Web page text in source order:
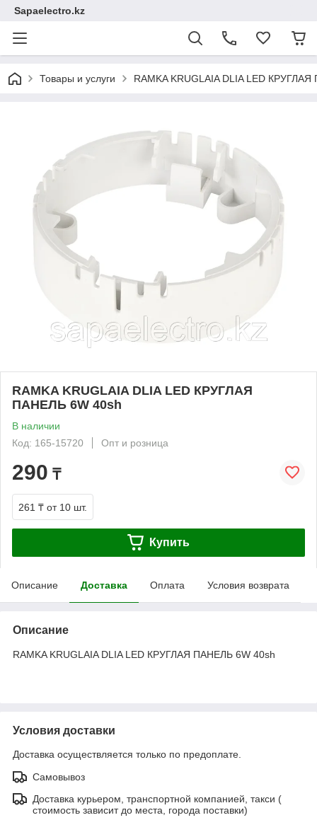
Sapaelectro.kz
Товары и услуги RAMKA KRUGLAIA DLIA LED
RAMKA KRUGLAIA DLIA LED КРУГЛАЯ
ПАНЕЛЬ 6W 40sh
В наличии
Код: 165-15720
Опт и розница
290 ₸
261 ₸ от 10 шт.
Купить
Описание Доставка Оплата Условия возврата
Описание
RAMKA KRUGLAIA DLIA LED КРУГЛАЯ ПАНЕЛЬ 6W 40sh
Условия доставки
Доставка осуществляется только по предоплате.
Самовывоз
Доставка курьером, транспортной компанией, такси (
стоимость зависит до места, города поставки)